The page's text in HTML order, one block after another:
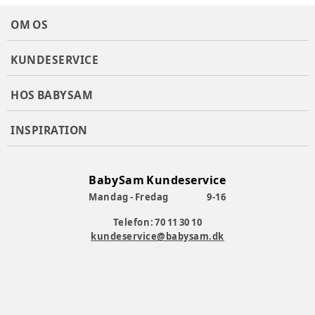
OM OS
KUNDESERVICE
HOS BABYSAM
INSPIRATION
BabySam Kundeservice
Mandag - Fredag
9-16
Telefon: 70 11 30 10
kundeservice@babysam.dk